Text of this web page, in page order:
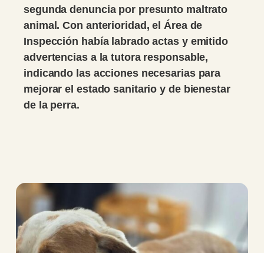
segunda denuncia por presunto maltrato
animal. Con anterioridad, el Área de
Inspección había labrado actas y emitido
advertencias a la tutora responsable,
indicando las acciones necesarias para
mejorar el estado sanitario y de bienestar
de la perra.